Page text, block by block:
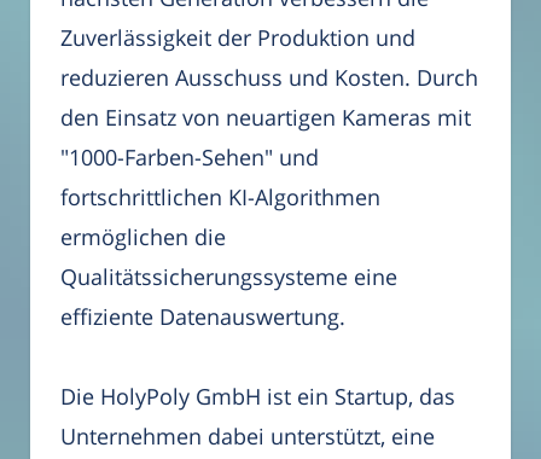
Zuverlässigkeit der Produktion und
reduzieren Ausschuss und Kosten. Durch
den Einsatz von neuartigen Kameras mit
"1000-Farben-Sehen" und
fortschrittlichen KI-Algorithmen
ermöglichen die
Qualitätssicherungssysteme eine
effiziente Datenauswertung.
Die HolyPoly GmbH ist ein Startup, das
Unternehmen dabei unterstützt, eine